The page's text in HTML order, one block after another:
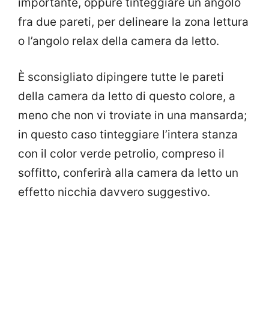
fra due pareti, per delineare la zona lettura
o l’angolo relax della camera da letto.
È sconsigliato dipingere tutte le pareti
della camera da letto di questo colore, a
meno che non vi troviate in una mansarda;
in questo caso tinteggiare l’intera stanza
con il color verde petrolio, compreso il
soffitto, conferirà alla camera da letto un
effetto nicchia davvero suggestivo.